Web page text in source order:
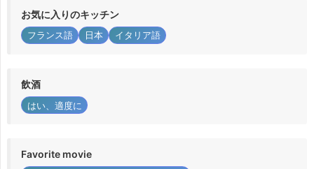
お気に入りのキッチン
フランス語 日本 イタリア語
飲酒
はい、適度に
Favorite movie